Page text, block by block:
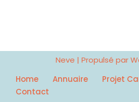
Neve | Propulsé par
Home
Annuaire Projet
Contact